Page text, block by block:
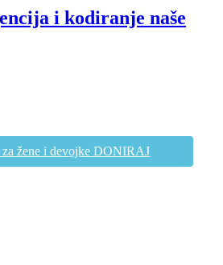
i kodiranje naše
za žene i devojke DONIRAJ